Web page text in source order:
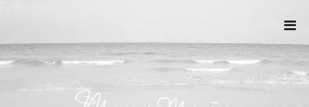
de